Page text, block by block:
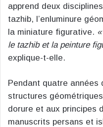
apprend deux
tazhib, l’enluminure
la miniature figurative.
le tazhib et la peinture
explique-t-elle.
Pendant quatre années
structures
dorure et aux principes
manuscrits persans et